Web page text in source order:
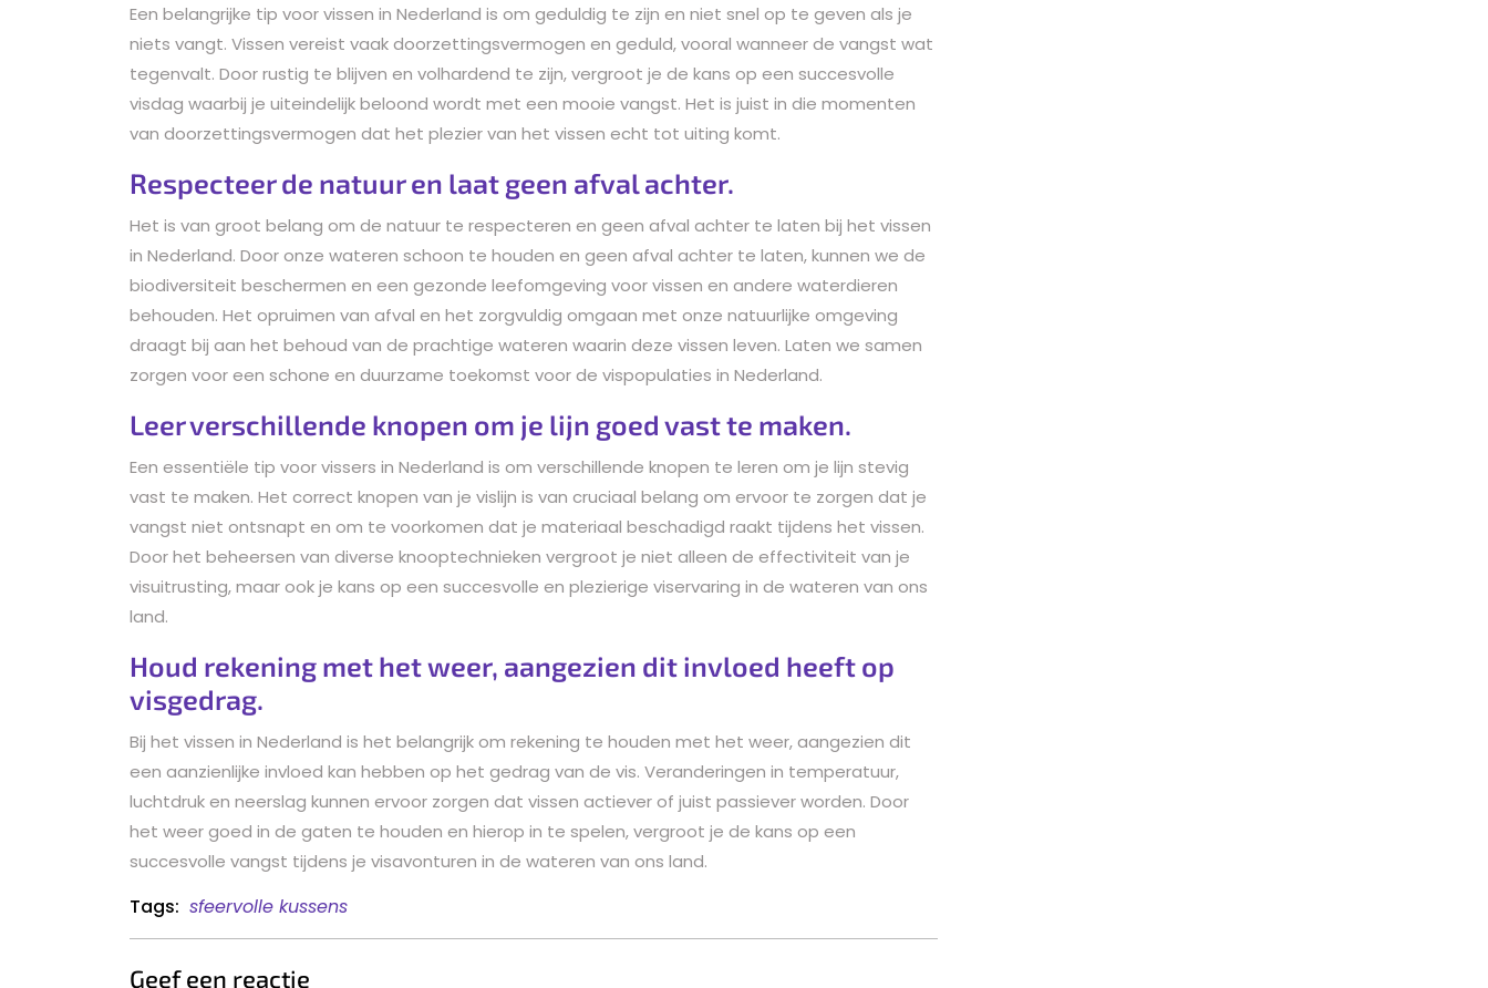
Een belangrijke tip voor vissen in Nederland is om geduldig te zijn en niet snel op te geven als je
niets vangt. Vissen vereist vaak doorzettingsvermogen en geduld, vooral wanneer de vangst wat
tegenvalt. Door rustig te blijven en volhardend te zijn, vergroot je de kans op een succesvolle
visdag waarbij je uiteindelijk beloond wordt met een mooie vangst. Het is juist in die momenten
van doorzettingsvermogen dat het plezier van het vissen echt tot uiting komt.
Respecteer de natuur en laat geen afval achter.
Het is van groot belang om de natuur te respecteren en geen afval achter te laten bij het vissen
in Nederland. Door onze wateren schoon te houden en geen afval achter te laten, kunnen we de
biodiversiteit beschermen en een gezonde leefomgeving voor vissen en andere waterdieren
behouden. Het opruimen van afval en het zorgvuldig omgaan met onze natuurlijke omgeving
draagt bij aan het behoud van de prachtige wateren waarin deze vissen leven. Laten we samen
zorgen voor een schone en duurzame toekomst voor de vispopulaties in Nederland.
Leer verschillende knopen om je lijn goed vast te maken.
Een essentiële tip voor vissers in Nederland is om verschillende knopen te leren om je lijn stevig
vast te maken. Het correct knopen van je vislijn is van cruciaal belang om ervoor te zorgen dat je
vangst niet ontsnapt en om te voorkomen dat je materiaal beschadigd raakt tijdens het vissen.
Door het beheersen van diverse knooptechnieken vergroot je niet alleen de effectiviteit van je
visuitrusting, maar ook je kans op een succesvolle en plezierige viservaring in de wateren van ons
land.
Houd rekening met het weer, aangezien dit invloed heeft op
visgedrag.
Bij het vissen in Nederland is het belangrijk om rekening te houden met het weer, aangezien dit
een aanzienlijke invloed kan hebben op het gedrag van de vis. Veranderingen in temperatuur,
luchtdruk en neerslag kunnen ervoor zorgen dat vissen actiever of juist passiever worden. Door
het weer goed in de gaten te houden en hierop in te spelen, vergroot je de kans op een
succesvolle vangst tijdens je visavonturen in de wateren van ons land.
Tags: sfeervolle kussens
Geef een reactie